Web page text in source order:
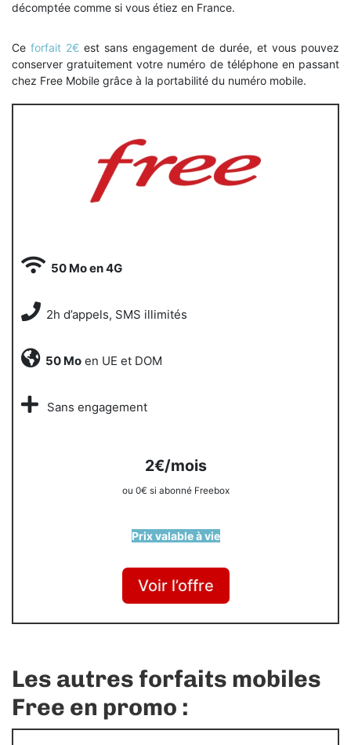
décomptée comme si vous étiez en France.
Ce forfait 2€est sans engagement de durée, et vous pouvez
conserver gratuitement votre numéro de téléphone en passant
chez Free Mobile grâce à la portabilité du numéro mobile.
50 Mo en 4G
2h d’appels, SMS illimités
50 Mo en UE et DOM
Sans engagement
2€/mois
ou 0€ si abonné Freebox
Prix valable à vie
Voir l’offre
Les autres forfaits mobiles
Free en promo :